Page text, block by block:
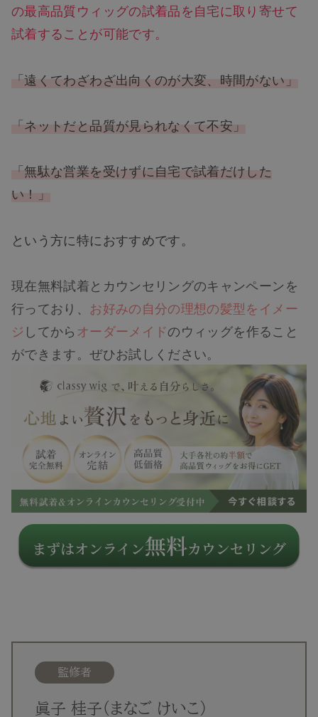
の最高品質ウィッグの試着品を自宅に取り寄せて
試着することが可能です。
「遠くてわざわざ出向くのが大変、時間がない」
「ネットだと品質が見られなくて不安」
「無駄な営業を受けずに自宅で試着だけした
い！」
という方に特におすすめです。
現在無料試着とカウンセリングのキャンペーンを
行っており、 お好みの自分の理想の髪型をイメー
ジしてから オーダーメイドのウィッグを作ること
ができます。ぜひお試しください。
監修者
眞子 桂子（まなご けいこ）